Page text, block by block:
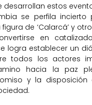
desarrollan estos
se perfila incierto
de ‘Calarcá’ y
en
logra establecer un
todos los actores
hacia la paz
y la